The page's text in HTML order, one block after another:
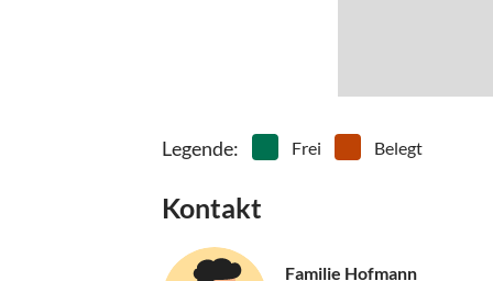
Legende: Frei Belegt
Kontakt
Familie Hofmann